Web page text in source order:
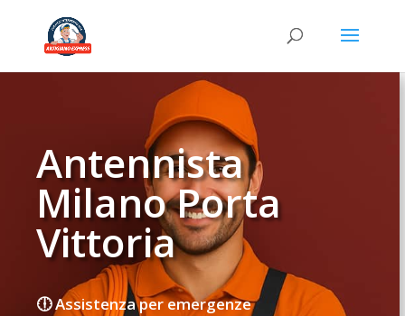
Antennista
Milano Porta
Vittoria
🕕 Assistenza per emergenze